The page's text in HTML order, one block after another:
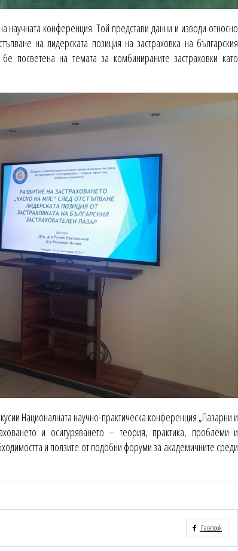
научната конференция. Той представи данни и изводи относно
на лидерската позиция на застраховка на българския
посветена на темата за комбинираните застраховки като
Националната научно-практическа конференция „Пазарни и
и осигуряването – теория, практика, проблеми и
и ползите от подобни форуми за академичните среди
Facebook